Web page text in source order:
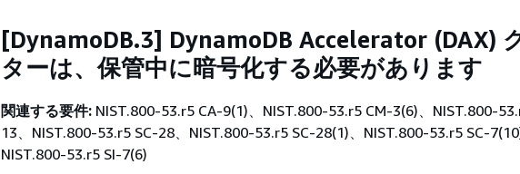
[DynamoDB.3] DynamoDB Accelerator (DAX)
ターは、保管中に暗号化する必要があります
関連する要件: NIST.800-53.r5 CA-9(1)、NIST.800-53.r5 CM-3(6)、NIST.800-
13、NIST.800-53.r5 SC-28、NIST.800-53.r5 SC-28(1)、NIST.800-53.r5 SC-7(10)
NIST.800-53.r5 SI-7(6)